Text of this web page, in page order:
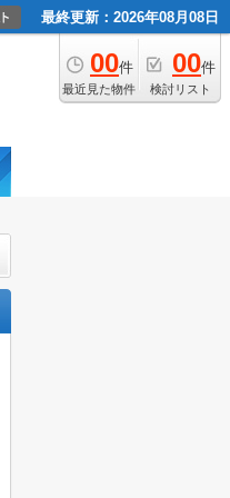
最終更新：2026年08月08日
00件
最近見た物件
00件
検討リスト